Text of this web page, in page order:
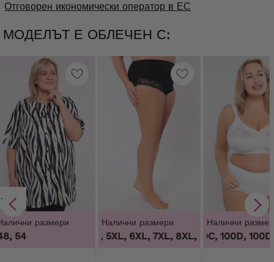
Отговорен икономически оператор в ЕС
МОДЕЛЪТ Е ОБЛЕЧЕН С:
-31%
размери
54
Налични размери
3XL, 4XL, 5XL, 6XL, 7XL, 8XL, 9XL, 3XL, 4XL,
Налични
100B, 100C, 100D,